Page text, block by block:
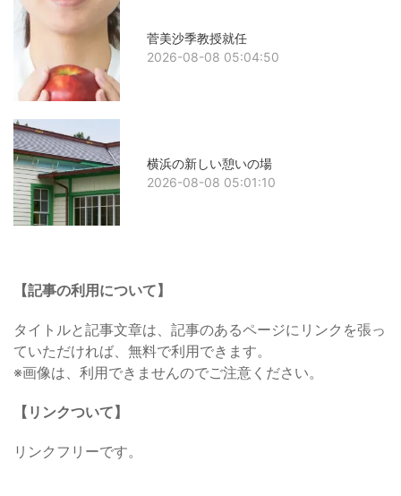
菅美沙季教授就任
2026-08-08 05:04:50
横浜の新しい憩いの場
2026-08-08 05:01:10
【記事の利用について】
タイトルと記事文章は、記事のあるページにリンクを張っ
ていただければ、無料で利用できます。
※画像は、利用できませんのでご注意ください。
【リンクついて】
リンクフリーです。